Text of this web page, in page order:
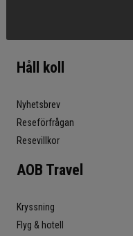
Håll koll
Nyhetsbrev
Reseförfrågan
Resevillkor
AOB Travel
Kryssning
Flyg & hotell